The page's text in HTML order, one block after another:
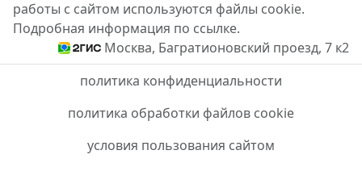
работы с сайтом используются файлы cookie.
Подробная информация по ссылке.
Москва, Багратионовский проезд, 7 к2
политика конфиденциальности
политика обработки файлов cookie
условия пользования сайтом